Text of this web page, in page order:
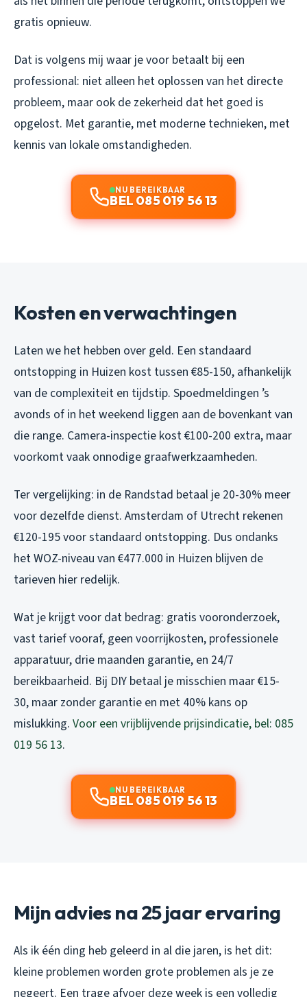
gratis opnieuw.
Dat is volgens mij waar je voor betaalt bij een
professional: niet alleen het oplossen van het directe
probleem, maar ook de zekerheid dat het goed is
opgelost. Met garantie, met moderne technieken, met
kennis van lokale omstandigheden.
NU BEREIKBAAR
BEL 085 019 56 13
Kosten en verwachtingen
Laten we het hebben over geld. Een standaard
ontstopping in Huizen kost tussen €85-150, afhankelijk
van de complexiteit en tijdstip. Spoedmeldingen ’s
avonds of in het weekend liggen aan de bovenkant van
die range. Camera-inspectie kost €100-200 extra, maar
voorkomt vaak onnodige graafwerkzaamheden.
Ter vergelijking: in de Randstad betaal je 20-30% meer
voor dezelfde dienst. Amsterdam of Utrecht rekenen
€120-195 voor standaard ontstopping. Dus ondanks
het WOZ-niveau van €477.000 in Huizen blijven de
tarieven hier redelijk.
Wat je krijgt voor dat bedrag: gratis vooronderzoek,
vast tarief vooraf, geen voorrijkosten, professionele
apparatuur, drie maanden garantie, en 24/7
bereikbaarheid. Bij DIY betaal je misschien maar €15-
30, maar zonder garantie en met 40% kans op
mislukking. Voor een vrijblijvende prijsindicatie, bel: 085
019 56 13.
NU BEREIKBAAR
BEL 085 019 56 13
Mijn advies na 25 jaar ervaring
Als ik één ding heb geleerd in al die jaren, is het dit:
kleine problemen worden grote problemen als je ze
negeert. Een trage afvoer deze week is een volledig